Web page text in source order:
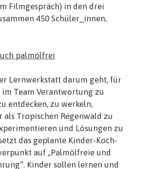
Filmgespräch) in den drei
450 Schüler_innen,
palmölfrei
Lernwerkstatt darum geht, für
im Team Verantwortung zu
entdecken, zu werkeln,
als Tropischen Regenwald zu
und Lösungen zu
das geplante Kinder-Koch-
auf „Palmölfreie und
Kinder sollen lernen und